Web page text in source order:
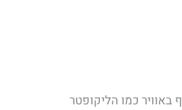
באוויר כמו הליקופטר